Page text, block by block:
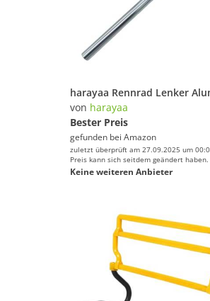
von harayaa
Bester Preis
gefunden bei Amazon
zuletzt überprüft am 27.09.2025 um
Preis kann sich seitdem geändert haben.
Keine weiteren Anbieter